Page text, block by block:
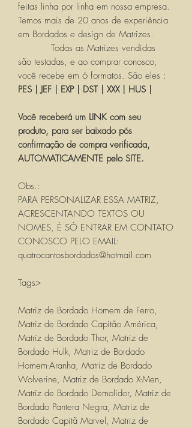
feitas linha por linha em nossa empresa.
Temos mais de 20 anos de experiência
em Bordados e design de Matrizes.
Todas as Matrizes vendidas
são testadas, e ao comprar conosco,
você recebe em 6 formatos. São eles :
PES | JEF | EXP | DST | XXX | HUS |
Você receberá um LINK com seu
produto, para ser baixado pós
confirmação de compra verificada,
AUTOMATICAMENTE pelo SITE.
Obs.:
PARA PERSONALIZAR ESSA MATRIZ,
ACRESCENTANDO TEXTOS OU
NOMES, É SÓ ENTRAR EM CONTATO
CONOSCO PELO EMAIL:
quatrocantosbordados@hotmail.com
Tags>
Matriz de Bordado Homem de Ferro,
Matriz de Bordado Capitão América,
Matriz de Bordado Thor, Matriz de
Bordado Hulk, Matriz de Bordado
Homem-Aranha, Matriz de Bordado
Wolverine, Matriz de Bordado X-Men,
Matriz de Bordado Demolidor, Matriz de
Bordado Pantera Negra, Matriz de
Bordado Capitã Marvel, Matriz de